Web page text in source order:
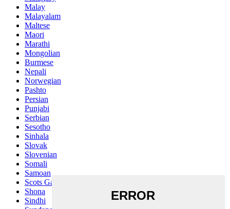
Malay
Malayalam
Maltese
Maori
Marathi
Mongolian
Burmese
Nepali
Norwegian
Pashto
Persian
Punjabi
Serbian
Sesotho
Sinhala
Slovak
Slovenian
Somali
Samoan
Scots Gaelic
Shona
Sindhi